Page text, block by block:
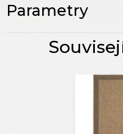
Parametry